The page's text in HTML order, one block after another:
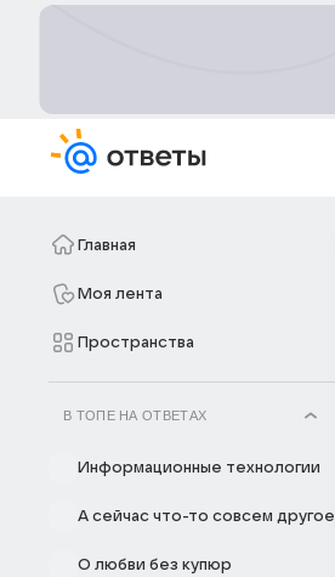
Главная
Моя лента
Пространства
В ТОПЕ НА ОТВЕТАХ
Информационные технологии
А сейчас что-то совсем другое
О любви без купюр